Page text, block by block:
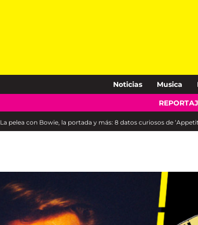
Noticias Musica
La pelea con Bowie, la portada y más: 8 datos curiosos de